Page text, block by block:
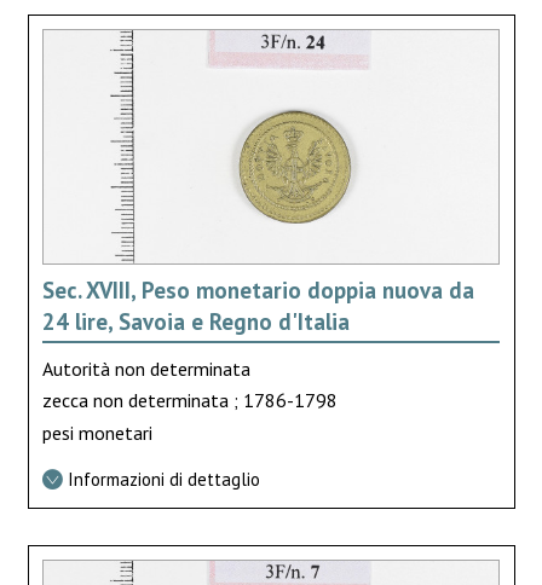
Sec. XVIII, Peso monetario doppia nuova da
24 lire, Savoia e Regno d'Italia
Autorità non determinata
zecca non determinata ; 1786-1798
pesi monetari
Informazioni di dettaglio